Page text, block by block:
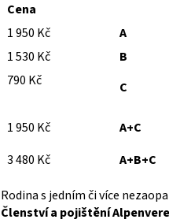
Cena
1 950 Kč
A
1 530 Kč
B
790 Kč C
1 950 Kč A+C
3 480 Kč
A+B+C
Rodina s jedním či více
Členství a pojištění